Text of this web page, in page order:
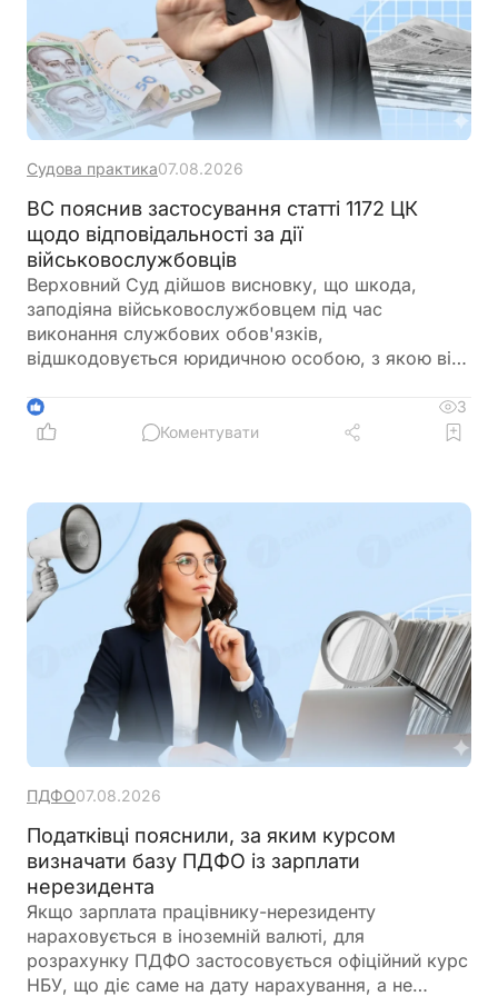
Судова практика07.08.2026
ВС пояснив застосування статті 1172 ЦК
щодо відповідальності за дії
військовослужбовців
Верховний Суд дійшов висновку, що шкода,
заподіяна військовослужбовцем під час
виконання службових обов'язків,
відшкодовується юридичною особою, з якою він
компенсації безпосередньо з державного
бюджету у такому випадку не передбачене
1
3
Коментувати
ПДФО07.08.2026
Податківці пояснили, за яким курсом
визначати базу ПДФО із зарплати
нерезидента
Якщо зарплата працівнику-нерезиденту
нараховується в іноземній валюті, для
розрахунку ПДФО застосовується офіційний курс
НБУ, що діє саме на дату нарахування, а не